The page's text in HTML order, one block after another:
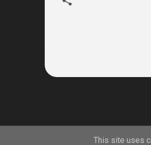
This site uses